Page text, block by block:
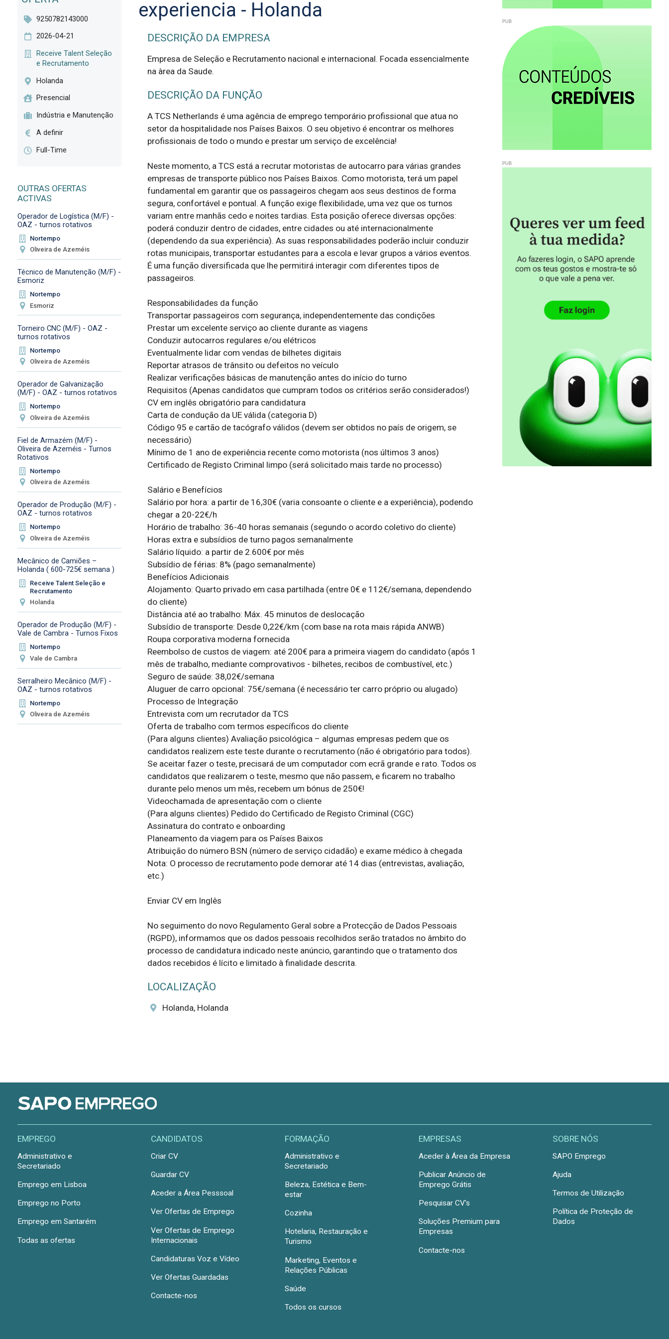
9250782143000
2026-04-21
Receive Talent Seleção
e Recrutamento
Holanda
Presencial
Indústria e Manutenção
A definir
Full-Time
OUTRAS OFERTAS
ACTIVAS
Operador de Logística (M/F) -
OAZ - turnos rotativos
Nortempo
Oliveira de Azeméis
Técnico de Manutenção (M/F) -
Esmoriz
Nortempo
Esmoriz
Torneiro CNC (M/F) - OAZ -
turnos rotativos
Nortempo
Oliveira de Azeméis
Operador de Galvanização
(M/F) - OAZ - turnos rotativos
Nortempo
Oliveira de Azeméis
Fiel de Armazém (M/F) -
Oliveira de Azeméis - Turnos
Rotativos
Nortempo
Oliveira de Azeméis
Operador de Produção (M/F) -
OAZ - turnos rotativos
Nortempo
Oliveira de Azeméis
Mecânico de Camiões –
Holanda ( 600-725€ semana )
Receive Talent Seleção e
Recrutamento
Holanda
Operador de Produção (M/F) -
Vale de Cambra - Turnos Fixos
Nortempo
Vale de Cambra
Serralheiro Mecânico (M/F) -
OAZ - turnos rotativos
Nortempo
Oliveira de Azeméis
experiencia - Holanda
DESCRIÇÃO DA EMPRESA
Empresa de Seleção e Recrutamento nacional e internacional. Focada essencialmente
na àrea da Saude.
DESCRIÇÃO DA FUNÇÃO
A TCS Netherlands é uma agência de emprego temporário profissional que atua no
setor da hospitalidade nos Países Baixos. O seu objetivo é encontrar os melhores
profissionais de todo o mundo e prestar um serviço de excelência!
Neste momento, a TCS está a recrutar motoristas de autocarro para várias grandes
empresas de transporte público nos Países Baixos. Como motorista, terá um papel
fundamental em garantir que os passageiros chegam aos seus destinos de forma
segura, confortável e pontual. A função exige flexibilidade, uma vez que os turnos
variam entre manhãs cedo e noites tardias. Esta posição oferece diversas opções:
poderá conduzir dentro de cidades, entre cidades ou até internacionalmente
(dependendo da sua experiência). As suas responsabilidades poderão incluir conduzir
rotas municipais, transportar estudantes para a escola e levar grupos a vários eventos.
É uma função diversificada que lhe permitirá interagir com diferentes tipos de
passageiros.
Responsabilidades da função
Transportar passageiros com segurança, independentemente das condições
Prestar um excelente serviço ao cliente durante as viagens
Conduzir autocarros regulares e/ou elétricos
Eventualmente lidar com vendas de bilhetes digitais
Reportar atrasos de trânsito ou defeitos no veículo
Realizar verificações básicas de manutenção antes do início do turno
Requisitos (Apenas candidatos que cumpram todos os critérios serão considerados!)
CV em inglês obrigatório para candidatura
Carta de condução da UE válida (categoria D)
Código 95 e cartão de tacógrafo válidos (devem ser obtidos no país de origem, se
necessário)
Mínimo de 1 ano de experiência recente como motorista (nos últimos 3 anos)
Certificado de Registo Criminal limpo (será solicitado mais tarde no processo)
Salário e Benefícios
Salário por hora: a partir de 16,30€ (varia consoante o cliente e a experiência), podendo
chegar a 20-22€/h
Horário de trabalho: 36-40 horas semanais (segundo o acordo coletivo do cliente)
Horas extra e subsídios de turno pagos semanalmente
Salário líquido: a partir de 2.600€ por mês
Subsídio de férias: 8% (pago semanalmente)
Benefícios Adicionais
Alojamento: Quarto privado em casa partilhada (entre 0€ e 112€/semana, dependendo
do cliente)
Distância até ao trabalho: Máx. 45 minutos de deslocação
Subsídio de transporte: Desde 0,22€/km (com base na rota mais rápida ANWB)
Roupa corporativa moderna fornecida
Reembolso de custos de viagem: até 200€ para a primeira viagem do candidato (após 1
mês de trabalho, mediante comprovativos - bilhetes, recibos de combustível, etc.)
Seguro de saúde: 38,02€/semana
Aluguer de carro opcional: 75€/semana (é necessário ter carro próprio ou alugado)
Processo de Integração
Entrevista com um recrutador da TCS
Oferta de trabalho com termos específicos do cliente
(Para alguns clientes) Avaliação psicológica – algumas empresas pedem que os
candidatos realizem este teste durante o recrutamento (não é obrigatório para todos).
Se aceitar fazer o teste, precisará de um computador com ecrã grande e rato. Todos os
candidatos que realizarem o teste, mesmo que não passem, e ficarem no trabalho
durante pelo menos um mês, recebem um bónus de 250€!
Videochamada de apresentação com o cliente
(Para alguns clientes) Pedido do Certificado de Registo Criminal (CGC)
Assinatura do contrato e onboarding
Planeamento da viagem para os Países Baixos
Atribuição do número BSN (número de serviço cidadão) e exame médico à chegada
Nota: O processo de recrutamento pode demorar até 14 dias (entrevistas, avaliação,
etc.)
Enviar CV em Inglês
No seguimento do novo Regulamento Geral sobre a Protecção de Dados Pessoais
(RGPD), informamos que os dados pessoais recolhidos serão tratados no âmbito do
processo de candidatura indicado neste anúncio, garantindo que o tratamento dos
dados recebidos é lícito e limitado à finalidade descrita.
LOCALIZAÇÃO
Holanda, Holanda
EMPREGO
Administrativo e
Secretariado
Emprego em Lisboa
Emprego no Porto
Emprego em Santarém
Todas as ofertas
CANDIDATOS
Criar CV
Guardar CV
Aceder a Área Pesssoal
Ver Ofertas de Emprego
Ver Ofertas de Emprego
Internacionais
Candidaturas Voz e Vídeo
Ver Ofertas Guardadas
Contacte-nos
FORMAÇÃO
Administrativo e
Secretariado
Beleza, Estética e Bem-
estar
Cozinha
Hotelaria, Restauração e
Turismo
Marketing, Eventos e
Relações Públicas
Saúde
Todos os cursos
EMPRESAS
Aceder à Área da Empresa
Publicar Anúncio de
Emprego Grátis
Pesquisar CV's
Soluções Premium para
Empresas
Contacte-nos
SOBRE NÓS
SAPO Emprego
Ajuda
Termos de Utilização
Política de Proteção de
Dados